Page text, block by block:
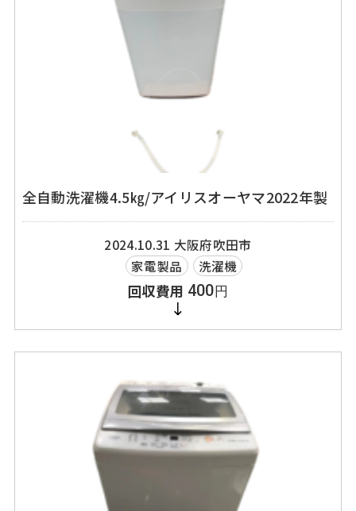
全自動洗濯機4.5㎏/アイリスオーヤマ2022年製
2024.10.31 大阪府吹田市
家電製品
洗濯機
400円